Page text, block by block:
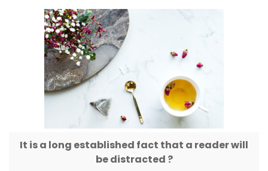
It is a long established fact that a reader will
be distracted ?